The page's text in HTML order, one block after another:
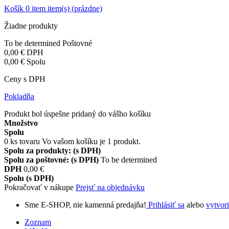
Košík 0 item item(s) (prázdne)
Žiadne produkty
To be determined Poštovné
0,00 € DPH
0,00 € Spolu
Ceny s DPH
Pokladňa
Produkt bol úspešne pridaný do vášho košíku
Množstvo
Spolu
0 ks tovaru Vo vašom košíku je 1 produkt.
Spolu za produkty: (s DPH)
Spolu za poštovné: (s DPH) To be determined
DPH 0,00 €
Spolu (s DPH)
Pokračovať v nákupe Prejsť na objednávku
Sme E-SHOP, nie kamenná predajňa! Prihlásiť sa alebo
Zoznam